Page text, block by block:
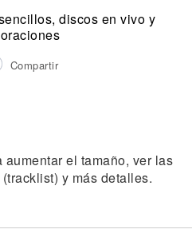
discos en vivo y
Compartir
el tamaño, ver las
y más detalles.